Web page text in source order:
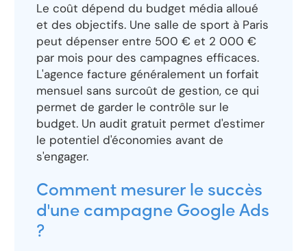
Le coût dépend du budget média alloué
et des objectifs. Une salle de sport à Paris
peut dépenser entre 500 € et 2 000 €
par mois pour des campagnes efficaces.
L'agence facture généralement un forfait
mensuel sans surcoût de gestion, ce qui
permet de garder le contrôle sur le
budget. Un audit gratuit permet d'estimer
le potentiel d'économies avant de
s'engager.
Comment mesurer le succès
d'une campagne Google Ads
?